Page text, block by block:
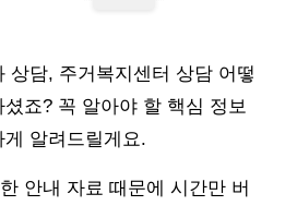
상담, 주거복지센터 상담 어떻
죠? 꼭 알아야 할 핵심 정보
알려드릴게요.
안내 자료 때문에 시간만 버